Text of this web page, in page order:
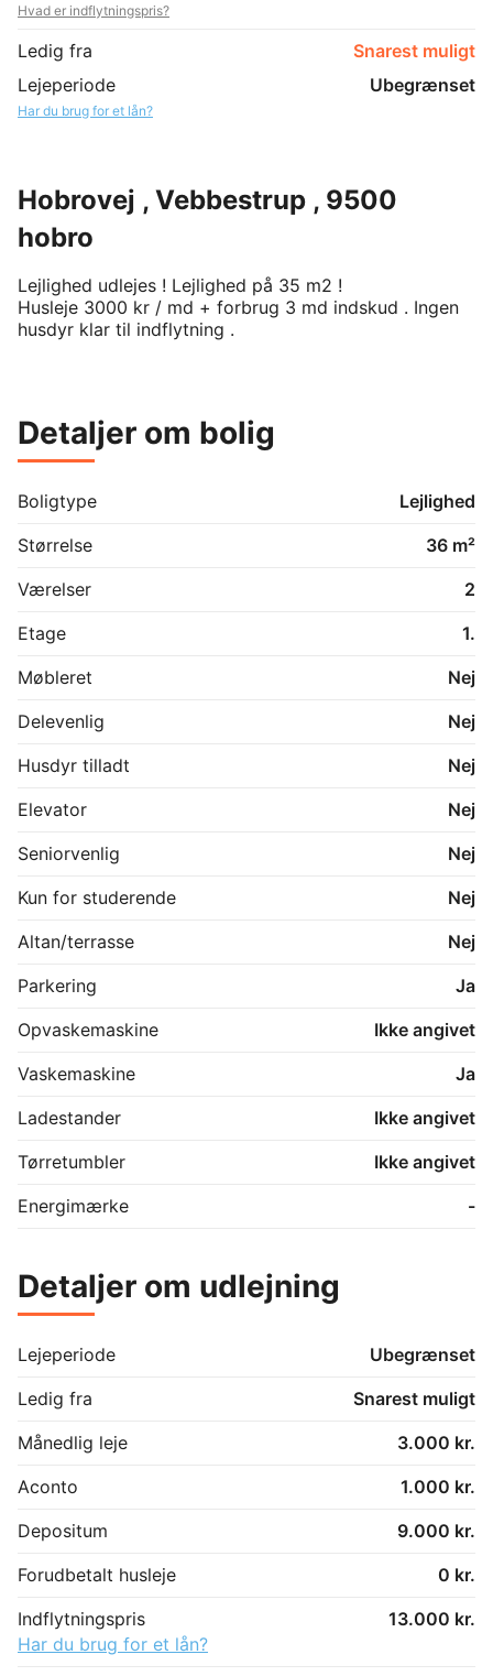
Hvad er indflytningspris?
Ledig fra
Snarest muligt
Lejeperiode
Ubegrænset
Har du brug for et lån?
Hobrovej , Vebbestrup , 9500
hobro
Lejlighed udlejes ! Lejlighed på 35 m2 !
Husleje 3000 kr / md + forbrug 3 md indskud . Ingen
husdyr klar til indflytning .
Detaljer om bolig
Boligtype
Lejlighed
Størrelse
36 m²
Værelser
2
Etage
1.
Møbleret
Nej
Delevenlig
Nej
Husdyr tilladt
Nej
Elevator
Nej
Seniorvenlig
Nej
Kun for studerende
Nej
Altan/terrasse
Nej
Parkering
Ja
Opvaskemaskine
Ikke angivet
Vaskemaskine
Ja
Ladestander
Ikke angivet
Tørretumbler
Ikke angivet
Energimærke
-
Detaljer om udlejning
Lejeperiode
Ubegrænset
Ledig fra
Snarest muligt
Månedlig leje
3.000 kr.
Aconto
1.000 kr.
Depositum
9.000 kr.
Forudbetalt husleje
0 kr.
Indflytningspris
13.000 kr.
Har du brug for et lån?